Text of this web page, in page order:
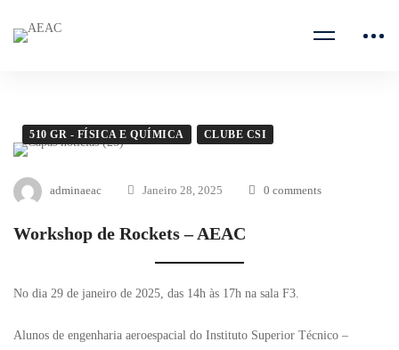
510 GR - FÍSICA E QUÍMICA CLUBE CSI
adminaeac Janeiro 28, 2025 0 comments
Workshop de Rockets – AEAC
No dia 29 de janeiro de 2025, das 14h às 17h na sala F3.
Alunos de engenharia aeroespacial do Instituto Superior Técnico –